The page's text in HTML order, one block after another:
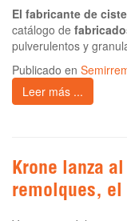
El fabricante de
catálogo de
pulverulentos y
Publicado en
Leer más ...
Krone lanza
remolques, el